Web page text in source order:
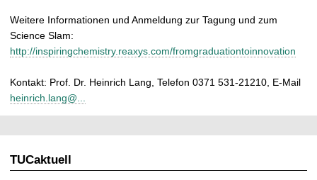
Weitere Informationen und Anmeldung zur Tagung und zum
Science Slam:
http://inspiringchemistry.reaxys.com/fromgraduationtoinnovation
Kontakt: Prof. Dr. Heinrich Lang, Telefon 0371 531-21210, E-Mail
heinrich.lang@...
TUCaktuell